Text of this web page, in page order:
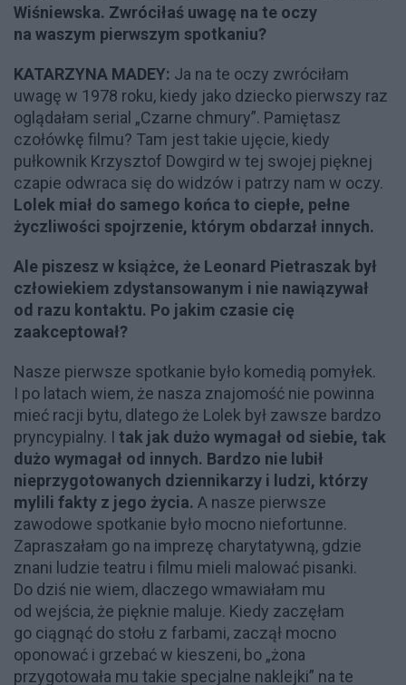
Wiśniewska. Zwróciłaś uwagę na te oczy
na waszym pierwszym spotkaniu?
KATARZYNA MADEY: Ja na te oczy zwróciłam
uwagę w 1978 roku, kiedy jako dziecko pierwszy raz
oglądałam serial „Czarne chmury”. Pamiętasz
czołówkę filmu? Tam jest takie ujęcie, kiedy
pułkownik Krzysztof Dowgird w tej swojej pięknej
czapie odwraca się do widzów i patrzy nam w oczy.
Lolek miał do samego końca to ciepłe, pełne
życzliwości spojrzenie, którym obdarzał innych.
Ale piszesz w książce, że Leonard Pietraszak był
człowiekiem zdystansowanym i nie nawiązywał
od razu kontaktu. Po jakim czasie cię
zaakceptował?
Nasze pierwsze spotkanie było komedią pomyłek.
I po latach wiem, że nasza znajomość nie powinna
mieć racji bytu, dlatego że Lolek był zawsze bardzo
pryncypialny. I tak jak dużo wymagał od siebie, tak
dużo wymagał od innych. Bardzo nie lubił
nieprzygotowanych dziennikarzy i ludzi, którzy
mylili fakty z jego życia. A nasze pierwsze
zawodowe spotkanie było mocno niefortunne.
Zapraszałam go na imprezę charytatywną, gdzie
znani ludzie teatru i filmu mieli malować pisanki.
Do dziś nie wiem, dlaczego wmawiałam mu
od wejścia, że pięknie maluje. Kiedy zaczęłam
go ciągnąć do stołu z farbami, zaczął mocno
oponować i grzebać w kieszeni, bo „żona
przygotowała mu takie specjalne naklejki” na te